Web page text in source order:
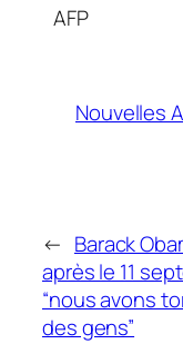
AFP
Nouvelles
← Barack
après le 11
“nous avons
des gens”